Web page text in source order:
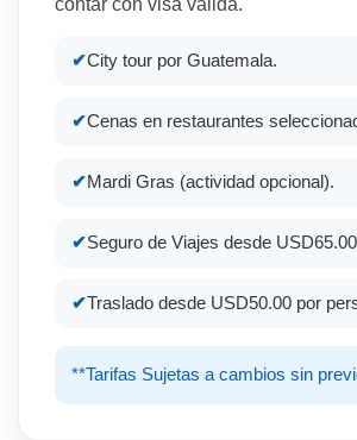
City tour por Guatemala.
Cenas en restaurantes
Mardi Gras (actividad opcional).
Seguro de Viajes desde USD65.00
Traslado desde USD50.00 por
**Tarifas Sujetas a cambios sin